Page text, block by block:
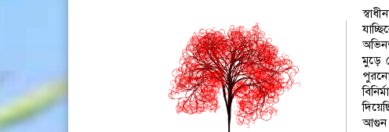
মুড়ে
আগুন